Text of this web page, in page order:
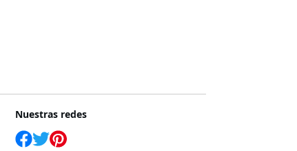
Nuestras redes